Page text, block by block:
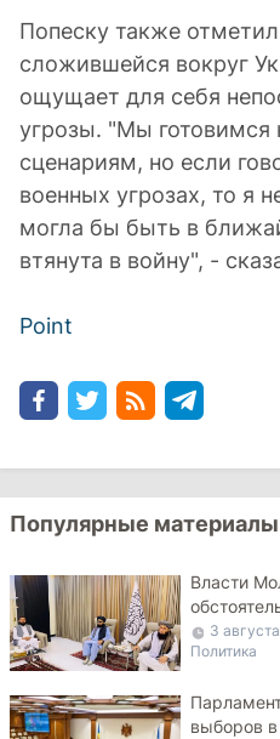
Попеску также
сложившейся вокруг
ощущает для себя
угрозы. "Мы
сценариям, но если
военных угрозах, то я
могла бы быть в
втянута в войну", -
Point
Популярные материалы
Власти
делегации
3 августа
Политика
выборов в